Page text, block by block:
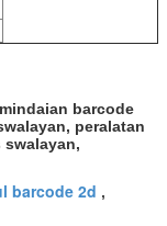
barcode
peralatan
barcode 2d ,